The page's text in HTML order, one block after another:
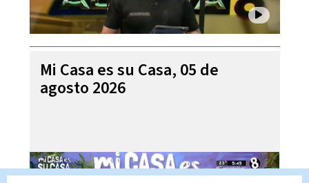
Mi Casa es su Casa, 05 de
agosto 2026